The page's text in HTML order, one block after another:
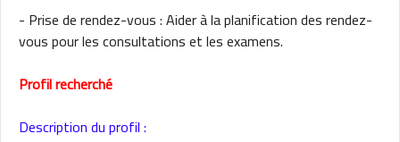
- Prise de rendez-vous : Aider à la planification des rendez-
vous pour les consultations et les examens.
Profil recherché
Description du profil :